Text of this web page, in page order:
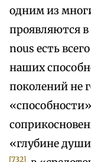
одним из
проявляются
nous есть
наших
поколений не
«глубине
[732]